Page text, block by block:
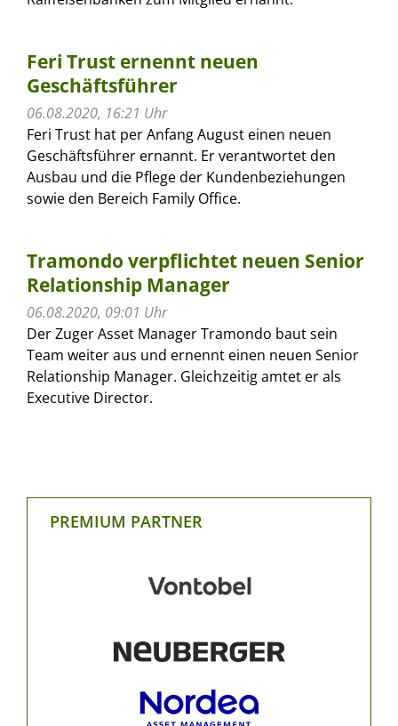
Feri Trust ernennt neuen
Geschäftsführer
06.08.2020, 16:21 Uhr
Feri Trust hat per Anfang August einen neuen
Geschäftsführer ernannt. Er verantwortet den
Ausbau und die Pflege der Kundenbeziehungen
sowie den Bereich Family Office.
Tramondo verpflichtet neuen Senior
Relationship Manager
06.08.2020, 09:01 Uhr
Der Zuger Asset Manager Tramondo baut sein
Team weiter aus und ernennt einen neuen Senior
Relationship Manager. Gleichzeitig amtet er als
Executive Director.
PREMIUM PARTNER